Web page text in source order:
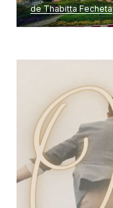
de Thabitta Fecheta